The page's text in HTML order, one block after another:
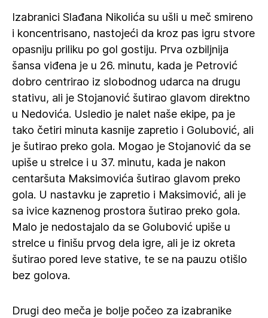
Izabranici Slađana Nikolića su ušli u meč smireno
i koncentrisano, nastojeći da kroz pas igru stvore
opasniju priliku po gol gostiju. Prva ozbiljnija
šansa viđena je u 26. minutu, kada je Petrović
dobro centrirao iz slobodnog udarca na drugu
stativu, ali je Stojanović šutirao glavom direktno
u Nedovića. Usledio je nalet naše ekipe, pa je
tako četiri minuta kasnije zapretio i Golubović, ali
je šutirao preko gola. Mogao je Stojanović da se
upiše u strelce i u 37. minutu, kada je nakon
centaršuta Maksimovića šutirao glavom preko
gola. U nastavku je zapretio i Maksimović, ali je
sa ivice kaznenog prostora šutirao preko gola.
Malo je nedostajalo da se Golubović upiše u
strelce u finišu prvog dela igre, ali je iz okreta
šutirao pored leve stative, te se na pauzu otišlo
bez golova.
Drugi deo meča je bolje počeo za izabranike